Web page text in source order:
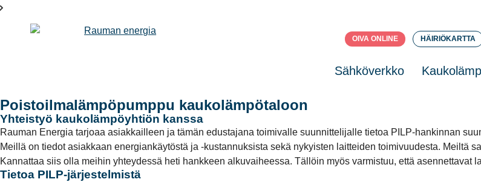
OIVA ONLINE HÄIRIÖKARTTA
Sähköverkko
Poistoilmalämpöpumppu kaukolämpötaloon
Yhteistyö kaukolämpöyhtiön kanssa
Rauman Energia tarjoaa asiakkailleen ja tämän edustajana toimivalle suunnittelijalle tietoa PILP-hankinnan
Meillä on tiedot asiakkaan energiankäytöstä ja -kustannuksista sekä nykyisten laitteiden toimivuudesta. Meiltä
Kannattaa siis olla meihin yhteydessä heti hankkeen alkuvaiheessa. Tällöin myös varmistuu, että asennettavat
Tietoa PILP-järjestelmistä